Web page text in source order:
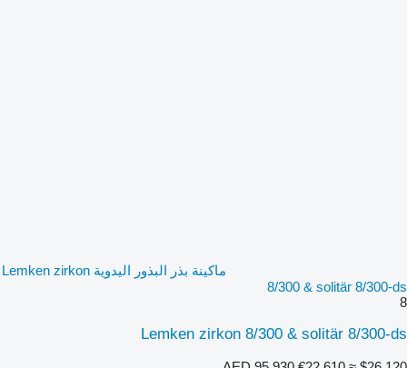
ماكينة بذر البذور اليدوية Lemken zirkon
8/300 & solitär 8/300-ds
8
Lemken zirkon 8/300 & solitär 8/300-ds